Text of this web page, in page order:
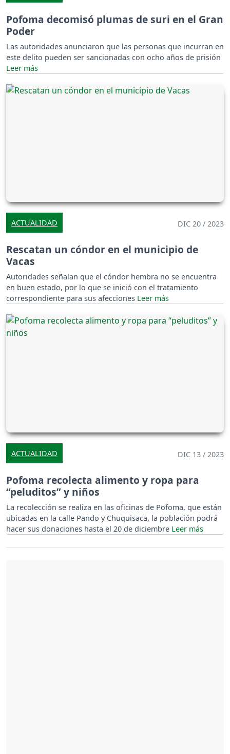
Pofoma decomisó plumas de suri en el Gran
Poder
Las autoridades anunciaron que las personas que incurran en
este delito pueden ser sancionadas con ocho años de prisión
ACTUALIDAD DIC 20 / 2023
Rescatan un cóndor en el municipio de
Vacas
Autoridades señalan que el cóndor hembra no se encuentra
en buen estado, por lo que se inició con el tratamiento
correspondiente para sus afecciones
ACTUALIDAD DIC 13 / 2023
Pofoma recolecta alimento y ropa para
“peluditos” y niños
La recolección se realiza en las oficinas de Pofoma, que están
ubicadas en la calle Pando y Chuquisaca, la población podrá
hacer sus donaciones hasta el 20 de diciembre